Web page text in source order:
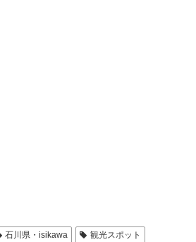
石川県・isikawa 観光スポット